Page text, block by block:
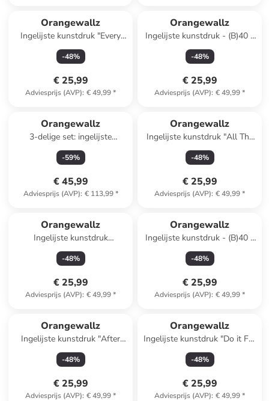
Orangewallz
Ingelijste kunstdruk "Every
Summer" - (B)40 x (H)50 cm
-48%
€ 25,99
Adviesprijs (AVP): € 49,99*
Orangewallz
Ingelijste kunstdruk - (B)40 x
(H)50 cm
-48%
€ 25,99
Adviesprijs (AVP): € 49,99*
Orangewallz
3-delige set: ingelijste
kunstdrukken "Chill Chaos
Home"
-59%
€ 45,99
Adviesprijs (AVP): € 113,99*
Orangewallz
Ingelijste kunstdruk "All The
Love"
-48%
€ 25,99
Adviesprijs (AVP): € 49,99*
Orangewallz
Ingelijste kunstdruk
"Lieblings"
-48%
€ 25,99
Adviesprijs (AVP): € 49,99*
Orangewallz
Ingelijste kunstdruk - (B)40 x
(H)50 cm
-48%
€ 25,99
Adviesprijs (AVP): € 49,99*
Orangewallz
Ingelijste kunstdruk "After
Swimming"
-48%
€ 25,99
Adviesprijs (AVP): € 49,99*
Orangewallz
Ingelijste kunstdruk "Do it For
the Plot" - (B)40 x (H)50 cm
-48%
€ 25,99
Adviesprijs (AVP): € 49,99*